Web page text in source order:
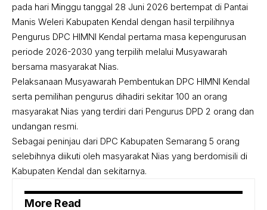
pada hari Minggu tanggal 28 Juni 2026 bertempat di Pantai
Manis Weleri Kabupaten Kendal dengan hasil terpilihnya
Pengurus DPC HIMNI Kendal pertama masa kepengurusan
periode 2026-2030 yang terpilih melalui Musyawarah
bersama masyarakat Nias.
Pelaksanaan Musyawarah Pembentukan DPC HIMNI Kendal
serta pemilihan pengurus dihadiri sekitar 100 an orang
masyarakat Nias yang terdiri dari Pengurus DPD 2 orang dan
undangan resmi.
Sebagai peninjau dari DPC Kabupaten Semarang 5 orang
selebihnya diikuti oleh masyarakat Nias yang berdomisili di
Kabupaten Kendal dan sekitarnya.
More Read